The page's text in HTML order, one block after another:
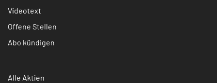
Videotext
Offene Stellen
Abo kündigen
Alle Aktien